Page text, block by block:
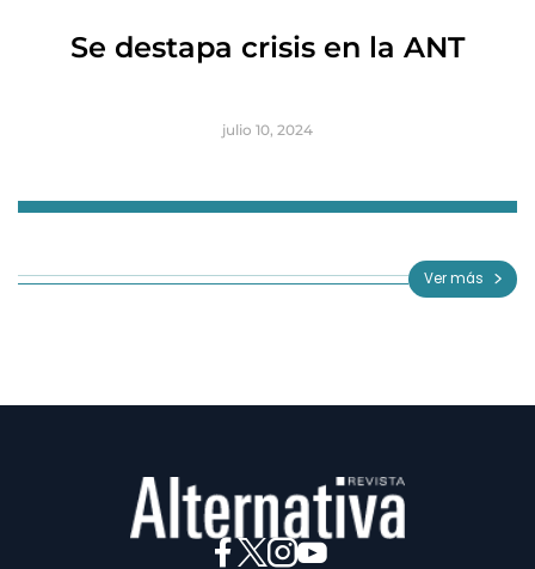
Se destapa crisis en la ANT
julio 10, 2024
3
Ver más